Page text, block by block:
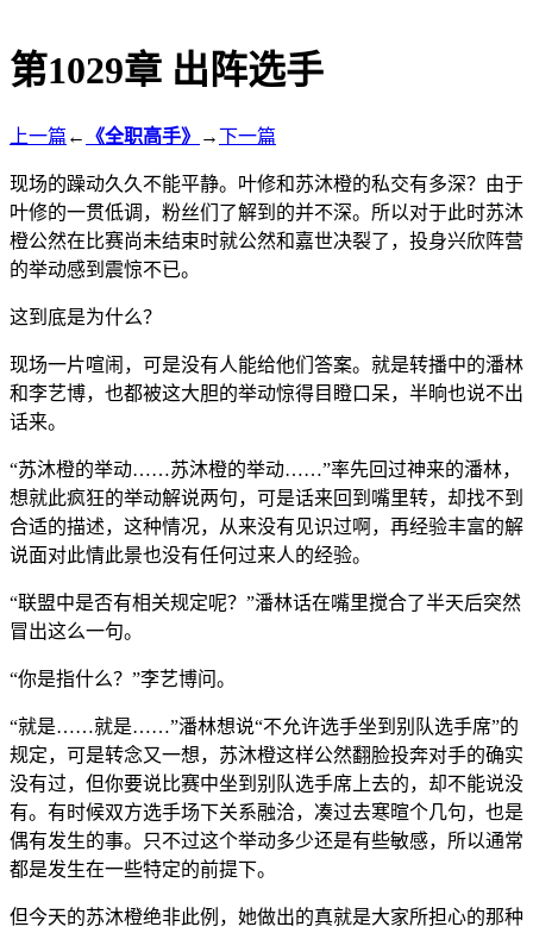
第1029章 出阵选手
上一篇 ← 《全职高手》 →下一篇
现场的躁动久久不能平静。叶修和苏沐橙的私交有多深？由于
叶修的一贯低调，粉丝们了解到的并不深。所以对于此时苏沐
橙公然在比赛尚未结束时就公然和嘉世决裂了，投身兴欣阵营
的举动感到震惊不已。
这到底是为什么？
现场一片喧闹，可是没有人能给他们答案。就是转播中的潘林
和李艺博，也都被这大胆的举动惊得目瞪口呆，半晌也说不出
话来。
“苏沐橙的举动……苏沐橙的举动……”率先回过神来的潘林，
想就此疯狂的举动解说两句，可是话来回到嘴里转，却找不到
合适的描述，这种情况，从来没有见识过啊，再经验丰富的解
说面对此情此景也没有任何过来人的经验。
“联盟中是否有相关规定呢？”潘林话在嘴里搅合了半天后突然
冒出这么一句。
“你是指什么？”李艺博问。
“就是……就是……”潘林想说“不允许选手坐到别队选手席”的
规定，可是转念又一想，苏沐橙这样公然翻脸投奔对手的确实
没有过，但你要说比赛中坐到别队选手席上去的，却不能说没
有。有时候双方选手场下关系融洽，凑过去寒暄个几句，也是
偶有发生的事。只不过这个举动多少还是有些敏感，所以通常
都是发生在一些特定的前提下。
但今天的苏沐橙绝非此例，她做出的真就是大家所担心的那种